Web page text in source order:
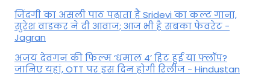
जिंदगी का असली पाठ पढ़ाता है Sridevi का कल्ट गाना,
सुरेश वाडकर ने दी आवाज; आज भी है सबका फेवरेट -
Jagran
अजय देवगन की फिल्म ‘धमाल 4’ हिट हुई या फ्लॉप?
जानिए यहां, OTT पर इस दिन होगी रिलीज - Hindustan